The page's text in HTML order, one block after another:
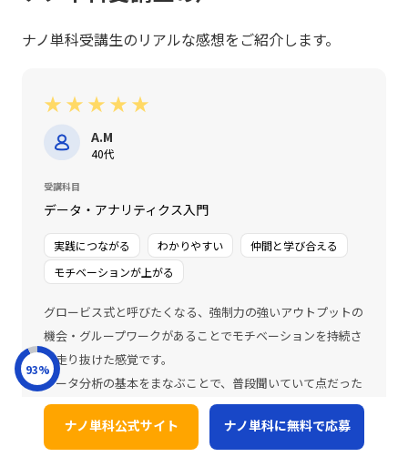
ナノ単科公式サイト ナノ単科に無料で応募
93%
ナノ単科受講生のリアルな感想をご紹介します。
★ ★ ★ ★ ★
A.M
40代
受講科目
データ・アナリティクス入門
実践につながる わかりやすい
仲間と学び合える
モチベーションが上がる
グロービス式と呼びたくなる、強制力の強いアウトプットの
機会・グループワークがあることでモチベーションを持続さ
せ走り抜けた感覚です。
データ分析の基本をまなぶことで、普段聞いていて点だった
単語や考え方が線で繋がりました。
ビジネスパーソンの教養として、挑戦してよかったです。